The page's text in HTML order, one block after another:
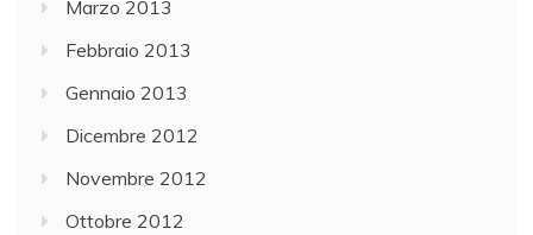
Marzo 2013
Febbraio 2013
Gennaio 2013
Dicembre 2012
Novembre 2012
Ottobre 2012